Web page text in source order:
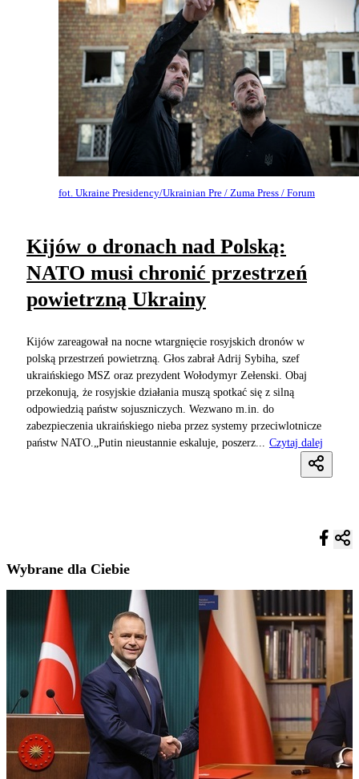
fot. Ukraine Presidency/Ukrainian Pre / Zuma Press / Forum
Kijów o dronach nad Polską:
NATO musi chronić przestrzeń
powietrzną Ukrainy
Kijów zareagował na nocne wtargnięcie rosyjskich dronów w
polską przestrzeń powietrzną. Głos zabrał Adrij Sybiha, szef
ukraińskiego MSZ oraz prezydent Wołodymyr Zełenski. Obaj
przekonują, że rosyjskie działania muszą spotkać się z silną
odpowiedzią państw sojuszniczych. Wezwano m.in. do
zabezpieczenia ukraińskiego nieba przez systemy przeciwlotnicze
państw NATO.„Putin nieustannie eskaluje, poszerz...
Czytaj dalej
Wybrane dla Ciebie